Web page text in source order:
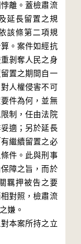
離。蓋檢肅流
延長留置之規
該條第二項規
。案件如經抗
剝奪人民之身
置之期間自一
人權侵害不可
件為何，並無
制，任由法院
適；另於延長
繼續留置之必
件。此與刑事
障之旨，而於
羈押被告之要
對照，檢肅流
嫌。
本案所持之立